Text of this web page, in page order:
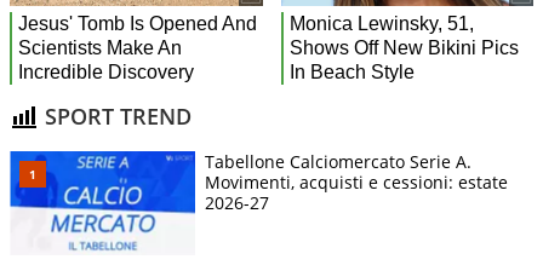
SPORT TREND
Tabellone Calciomercato Serie A.
Movimenti, acquisti e cessioni: estate
2026-27